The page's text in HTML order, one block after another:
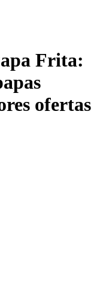
Frita:
ofertas